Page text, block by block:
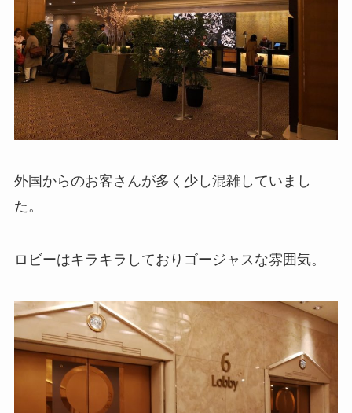
外国からのお客さんが多く少し混雑していまし
た。
ロビーはキラキラしておりゴージャスな雰囲気。